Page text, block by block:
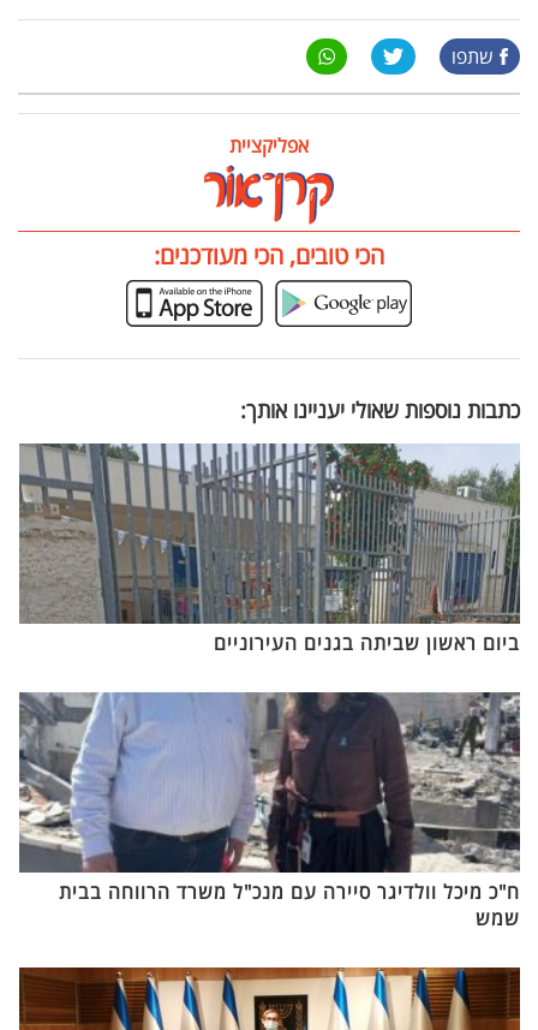
שתפו
אפליקציית
הכי טובים, הכי מעודכנים:
כתבות נוספות שאולי יעניינו אותך:
ביום ראשון שביתה בגנים העירוניים
ח"כ מיכל וולדיגר סיירה עם מנכ"ל משרד הרווחה בבית
שמש